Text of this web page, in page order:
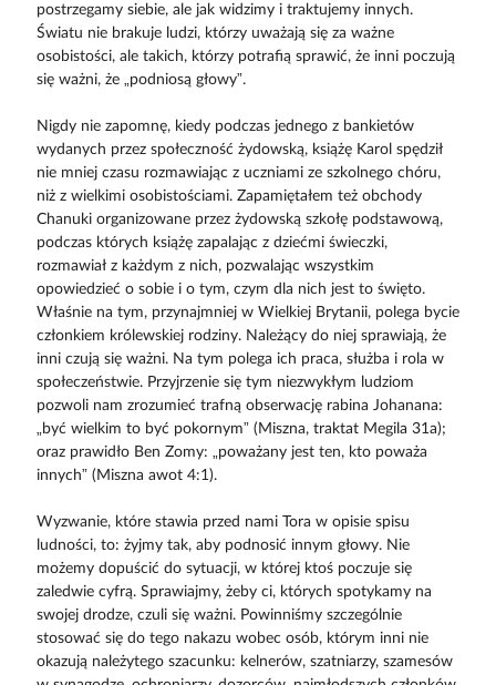
postrzegamy siebie, ale jak widzimy i traktujemy innych.
Światu nie brakuje ludzi, którzy uważają się za ważne
osobistości, ale takich, którzy potrafią sprawić, że inni poczują
się ważni, że „podniosą głowy”.
Nigdy nie zapomnę, kiedy podczas jednego z bankietów
wydanych przez społeczność żydowską, książę Karol spędził
nie mniej czasu rozmawiając z uczniami ze szkolnego chóru,
niż z wielkimi osobistościami. Zapamiętałem też obchody
Chanuki organizowane przez żydowską szkołę podstawową,
podczas których książę zapalając z dziećmi świeczki,
rozmawiał z każdym z nich, pozwalając wszystkim
opowiedzieć o sobie i o tym, czym dla nich jest to święto.
Właśnie na tym, przynajmniej w Wielkiej Brytanii, polega bycie
członkiem królewskiej rodziny. Należący do niej sprawiają, że
inni czują się ważni. Na tym polega ich praca, służba i rola w
społeczeństwie. Przyjrzenie się tym niezwykłym ludziom
pozwoli nam zrozumieć trafną obserwację rabina Johanana:
„być wielkim to być pokornym” (Miszna, traktat Megila 31a);
oraz prawidło Ben Zomy: „poważany jest ten, kto poważa
innych” (Miszna awot 4:1).
Wyzwanie, które stawia przed nami Tora w opisie spisu
ludności, to: żyjmy tak, aby podnosić innym głowy. Nie
możemy dopuścić do sytuacji, w której ktoś poczuje się
zaledwie cyfrą. Sprawiajmy, żeby ci, których spotykamy na
swojej drodze, czuli się ważni. Powinniśmy szczególnie
stosować się do tego nakazu wobec osób, którym inni nie
okazują należytego szacunku: kelnerów, szatniarzy, szamesów